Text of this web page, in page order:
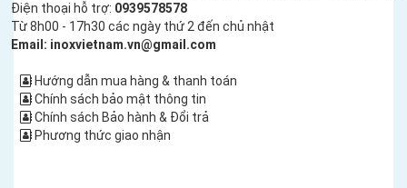
Điện thoại hỗ trợ: 0939578578
Từ 8h00 - 17h30 các ngày thứ 2 đến chủ nhật
Email: inoxvietnam.vn@gmail.com
Hướng dẫn mua hàng & thanh toán
Chính sách bảo mật thông tin
Chính sách Bảo hành & Đổi trả
Phương thức giao nhận